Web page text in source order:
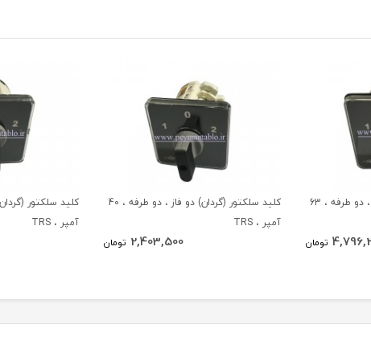
کلید سلکتور (گردان) دو فاز ، دو طرفه ، 63
تومان
کلید سلکتور (گردان) دو فاز ، دو طرفه ، 40
آمپر ، TRS
2,403,500 تومان
آمپر ، TRS